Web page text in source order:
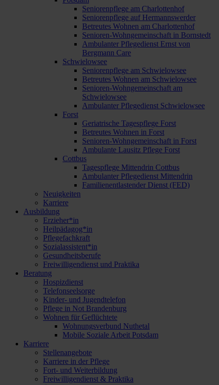
Seniorenpflege am Charlottenhof
Seniorenpflege auf Hermannswerder
Betreutes Wohnen am Charlottenhof
Senioren-Wohngemeinschaft in Bornstedt
Ambulanter Pflegedienst Ernst von
Bergmann Care
Schwielowsee
Seniorenpflege am Schwielowsee
Betreutes Wohnen am Schwielowsee
Senioren-Wohngemeinschaft am
Schwielowsee
Ambulanter Pflegedienst Schwielowsee
Forst
Geriatrische Tagespflege Forst
Betreutes Wohnen in Forst
Senioren-Wohngemeinschaft in Forst
Ambulante Lausitz Pflege Forst
Cottbus
Tagespflege Mittendrin Cottbus
Ambulanter Pflegedienst Mittendrin
Familienentlastender Dienst (FED)
Neuigkeiten
Karriere
Ausbildung
Erzieher*in
Heilpädagog*in
Pflegefachkraft
Sozialassistent*in
Gesundheitsberufe
Freiwilligendienst und Praktika
Beratung
Hospizdienst
Telefonseelsorge
Kinder- und Jugendtelefon
Pflege in Not Brandenburg
Wohnen für Geflüchtete
Wohnungsverbund Nuthetal
Mobile Soziale Arbeit Potsdam
Karriere
Stellenangebote
Karriere in der Pflege
Fort- und Weiterbildung
Freiwilligendienst & Praktika